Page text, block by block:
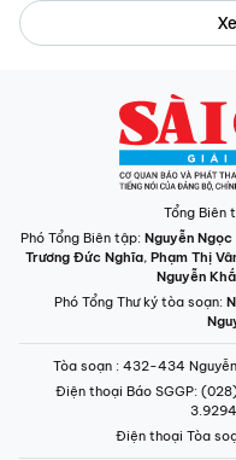
Tổng Biên
Phó Tổng Biên tập:Nguyễn Ngọc
Trương Đức Nghĩa,Phạm Thị
Nguyễn
Phó Tổng Thư ký tòa soạn:
: 432-434 Nguyễn
Điện thoại Báo SGGP:
Điện thoại Tòa
Giấy phép hoạt động Báo in và
tin và Truyền
© Bản quyền